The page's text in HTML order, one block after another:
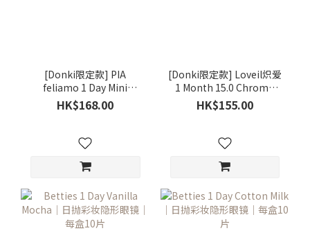
[Donki限定款] PIA
feliamo 1 Day Mini
Coffee Jelly｜日抛彩妆隐
形眼镜｜每盒10片
HK$168.00
[Donki限定款] Loveil炽爱
1 Month 15.0 Chrome
Gray｜月拋彩妆隐形眼镜
｜每盒2片
HK$155.00